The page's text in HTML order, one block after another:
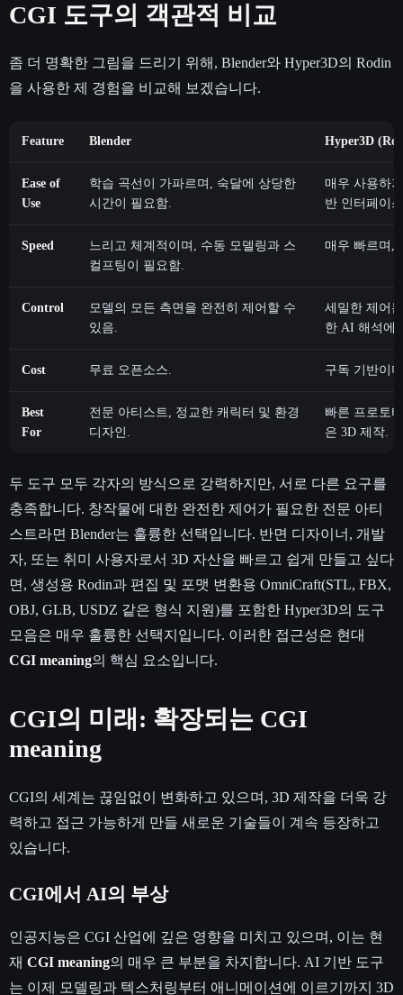
CGI 도구의 객관적 비교
좀 더 명확한 그림을 드리기 위해, Blender와 Hyper3D의 Rodin
을 사용한 제 경험을 비교해 보겠습니다.
Feature Blender Hyper3D
Ease of
Use
학습 곡선이 가파르며, 숙달에 상당한
시간이 필요함.
매우 사용하
반 인터페이
Speed
느리고 체계적이며, 수동 모델링과 스
컬프팅이 필요함.
매우 빠르며,
Control
모델의 모든 측면을 완전히 제어할 수
있음.
세밀한 제어
한 AI 해석에
Cost 무료 오픈소스. 구독 기반이
Best
For
전문 아티스트, 정교한 캐릭터 및 환경
디자인.
빠른 프로토
은 3D 제작.
두 도구 모두 각자의 방식으로 강력하지만, 서로 다른 요구를
충족합니다. 창작물에 대한 완전한 제어가 필요한 전문 아티
스트라면 Blender는 훌륭한 선택입니다. 반면 디자이너, 개발
자, 또는 취미 사용자로서 3D 자산을 빠르고 쉽게 만들고 싶다
면, 생성용 Rodin과 편집 및 포맷 변환용 OmniCraft(STL, FBX,
OBJ, GLB, USDZ 같은 형식 지원)를 포함한 Hyper3D의 도구
모음은 매우 훌륭한 선택지입니다. 이러한 접근성은 현대
CGI meaning의 핵심 요소입니다.
CGI의 미래: 확장되는 CGI
meaning
CGI의 세계는 끊임없이 변화하고 있으며, 3D 제작을 더욱 강
력하고 접근 가능하게 만들 새로운 기술들이 계속 등장하고
있습니다.
CGI에서 AI의 부상
인공지능은 CGI 산업에 깊은 영향을 미치고 있으며, 이는 현
재 CGI meaning의 매우 큰 부분을 차지합니다. AI 기반 도구
는 이제 모델링과 텍스처링부터 애니메이션에 이르기까지 3D